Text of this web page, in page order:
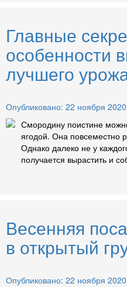
Главные
особенности
лучшего
Опубликовано: 22 ноября
Смородину поистине
ягодой. Она повсеместно
Однако далеко не у
получается вырастить и
Весенняя
в открытый
Опубликовано: 22 ноября